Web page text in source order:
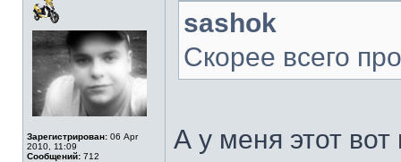
Зарегистрирован: 06 Apr
2010, 11:09
Сообщений: 712
sashok
Скорее всего
А у меня этот